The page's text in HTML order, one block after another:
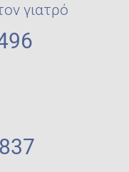
γιατρό